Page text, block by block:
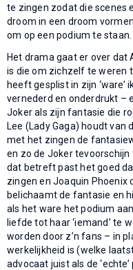
te zingen zodat die scenes
droom in een droom
om op een podium te staan.
Het drama gaat er over dat
is die om zichzelf te weren
heeft gesplist in zijn
vernederd en onderdrukt –
Joker als zijn fantasie die
Lee (Lady Gaga) houdt
met het zingen de
en zo de Joker
dat betreft past het goed
zingen en Joaquin Phoenix
belichaamt de fantasie en
als het ware het podium
liefde tot haar ‘iemand’ te
worden door z’n fans – in
werkelijkheid is (welke
advocaat juist als de